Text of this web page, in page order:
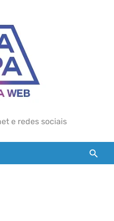
e redes sociais